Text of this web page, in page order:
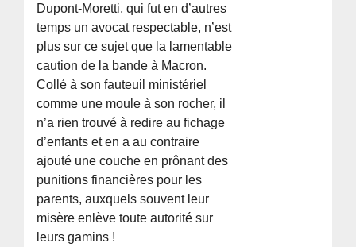
Dupont-Moretti, qui fut en d’autres
temps un avocat respectable, n’est
plus sur ce sujet que la lamentable
caution de la bande à Macron.
Collé à son fauteuil ministériel
comme une moule à son rocher, il
n’a rien trouvé à redire au fichage
d’enfants et en a au contraire
ajouté une couche en prônant des
punitions financières pour les
parents, auxquels souvent leur
misère enlève toute autorité sur
leurs gamins !